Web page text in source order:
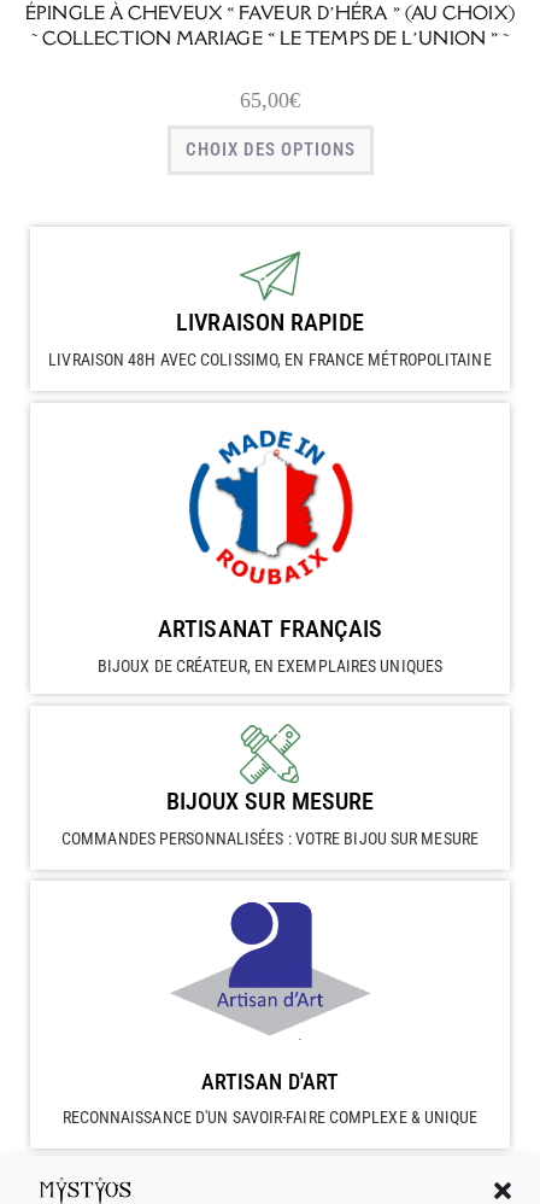
ÉPINGLE À CHEVEUX « FAVEUR D’HÉRA » (AU CHOIX)
~ COLLECTION MARIAGE « LE TEMPS DE L’UNION » ~
65,00€
CHOIX DES OPTIONS
LIVRAISON RAPIDE
LIVRAISON 48H AVEC COLISSIMO, EN FRANCE MÉTROPOLITAINE
ARTISANAT FRANÇAIS
BIJOUX DE CRÉATEUR, EN EXEMPLAIRES UNIQUES
BIJOUX SUR MESURE
COMMANDES PERSONNALISÉES : VOTRE BIJOU SUR MESURE
ARTISAN D'ART
RECONNAISSANCE D'UN SAVOIR-FAIRE COMPLEXE & UNIQUE